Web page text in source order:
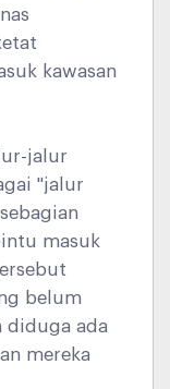
kawasan
jalur
"jalur
masuk
belum
diduga ada
mereka